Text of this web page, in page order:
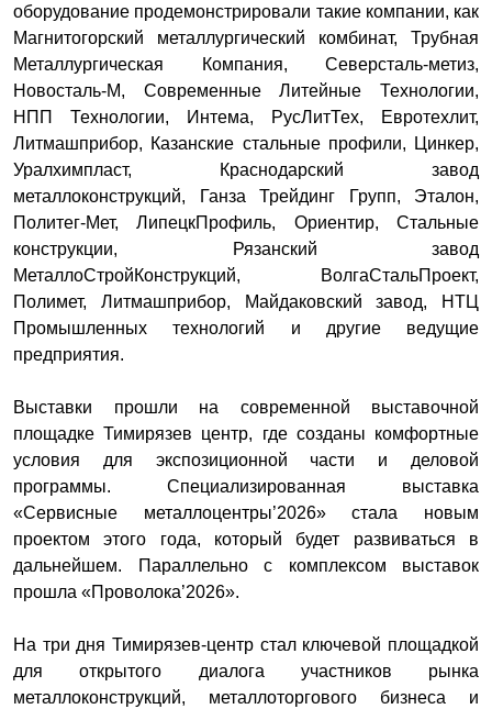
оборудование продемонстрировали такие компании, как
Магнитогорский металлургический комбинат, Трубная
Металлургическая Компания, Северсталь-метиз,
Новосталь-М, Современные Литейные Технологии,
НПП Технологии, Интема, РусЛитТех, Евротехлит,
Литмашприбор, Казанские стальные профили, Цинкер,
Уралхимпласт, Краснодарский завод
металлоконструкций, Ганза Трейдинг Групп, Эталон,
Политег-Мет, ЛипецкПрофиль, Ориентир, Стальные
конструкции, Рязанский завод
МеталлоСтройКонструкций, ВолгаСтальПроект,
Полимет, Литмашприбор, Майдаковский завод, НТЦ
Промышленных технологий и другие ведущие
предприятия.
Выставки прошли на современной выставочной
площадке Тимирязев центр, где созданы комфортные
условия для экспозиционной части и деловой
программы. Cпециализированная выставка
«Сервисные металлоцентры’2026» стала новым
проектом этого года, который будет развиваться в
дальнейшем. Параллельно с комплексом выставок
прошла «Проволока’2026».
На три дня Тимирязев-центр стал ключевой площадкой
для открытого диалога участников рынка
металлоконструкций, металлоторгового бизнеса и